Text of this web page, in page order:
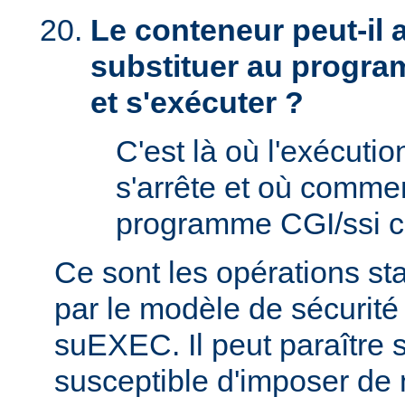
Le conteneur peut-il
substituer au
et s'exécuter ?
C'est là où
s'arrête et où
programme CGI/ssi
Ce sont les opérations
par le modèle de
suEXEC. Il peut paraître
susceptible d'imposer